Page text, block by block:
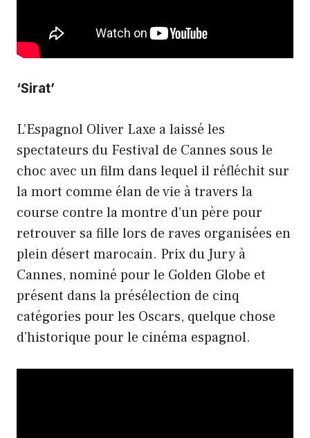
‘Sirat’
L’Espagnol Oliver Laxe a laissé les
spectateurs du Festival de Cannes sous le
choc avec un film dans lequel il réfléchit sur
la mort comme élan de vie à travers la
course contre la montre d’un père pour
retrouver sa fille lors de raves organisées en
plein désert marocain. Prix ​​du Jury à
Cannes, nominé pour le Golden Globe et
présent dans la présélection de cinq
catégories pour les Oscars, quelque chose
d’historique pour le cinéma espagnol.